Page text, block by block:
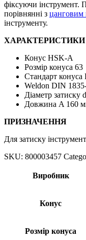
фіксуючи інструмент.
порівнянні з цанговим
інструменту.
ХАРАКТЕРИСТИКИ
Конус HSK-A
Розмір конуса 63
Стандарт
Weldon DIN
Діаметр затиску
Довжина A 160
ПРИЗНАЧЕННЯ
Для затиску
SKU: 800003457
Виробник
Конус
Розмір конуса